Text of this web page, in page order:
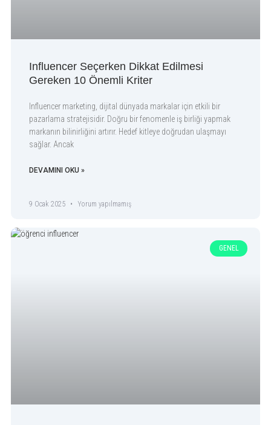
Influencer Seçerken Dikkat Edilmesi
Gereken 10 Önemli Kriter
Influencer marketing, dijital dünyada markalar için etkili bir
pazarlama stratejisidir. Doğru bir fenomenle iş birliği yapmak
markanın bilinirliğini artırır. Hedef kitleye doğrudan ulaşmayı
sağlar. Ancak
DEVAMINI OKU »
9 Ocak 2025 Yorum yapılmamış
GENEL